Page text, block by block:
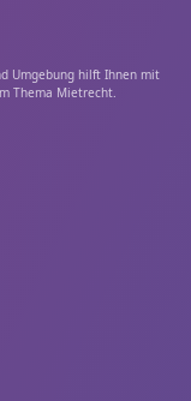
Umgebung hilft Ihnen mit
Thema Mietrecht.